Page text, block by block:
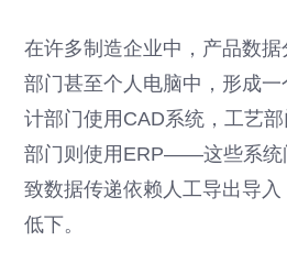
在许多制造企业中，产品数据
部门甚至个人电脑中，形成一
计部门使用CAD系统，工艺
部门则使用ERP——这些系统
致数据传递依赖人工导出导
低下。